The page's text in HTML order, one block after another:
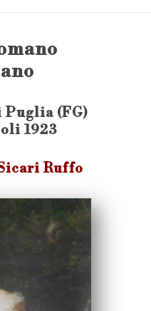
Puglia (FG)
1923
Ruffo